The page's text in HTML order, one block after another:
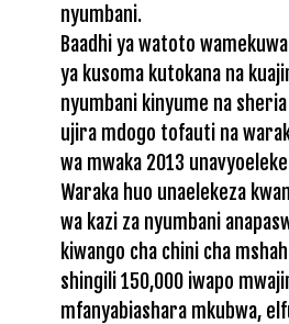
nyumbani.
Baadhi ya watoto
ya kusoma kutokana na
nyumbani kinyume na
ujira mdogo tofauti na
wa mwaka 2013
Waraka huo unaelekeza
wa kazi za nyumbani
kiwango cha chini cha
shingili 150,000 iwapo
mfanyabiashara mkubwa,